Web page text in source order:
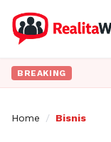
BREAKING
Home / Bisnis